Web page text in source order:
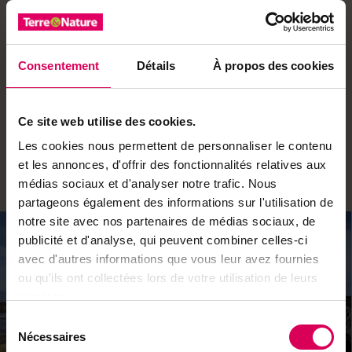
Consentement Détails À propos des cookies
Ce site web utilise des cookies.
Les cookies nous permettent de personnaliser le contenu
et les annonces, d'offrir des fonctionnalités relatives aux
médias sociaux et d'analyser notre trafic. Nous
partageons également des informations sur l'utilisation de
notre site avec nos partenaires de médias sociaux, de
publicité et d'analyse, qui peuvent combiner celles-ci
avec d'autres informations que vous leur avez fournies
ou qu'ils ont collectées lors de votre utilisation de leurs
Nécessaires
du domaine skiable, une ordonnance de mise en «zone
de tranquillité» est appliquée depuis 2013 à La Berra.
Les activités de loisirs ont un impact parfois néfaste
les sentiers balisés, d’emporter les déchets et de tenir
impérativement les chiens en laisse. Savoir rester
discret donne les meilleures chances d’observation de
la faune.